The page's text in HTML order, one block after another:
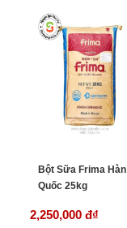
Bột Sữa Frima Hàn
Quốc 25kg
2,250,000 đ₫